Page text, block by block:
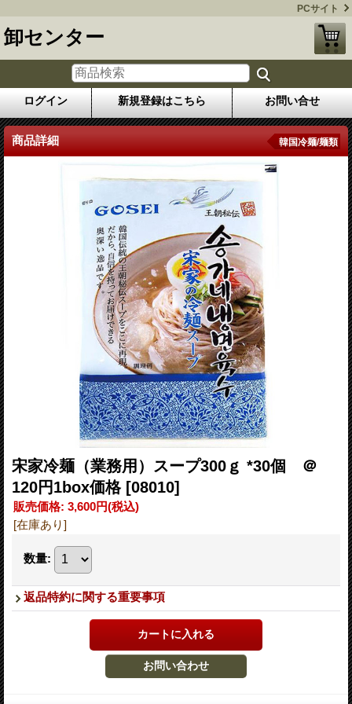
PCサイト
卸センター
ログイン 新規登録はこちら お問い合せ
商品詳細 韓国冷麺/麺類
宋家冷麺（業務用）スープ300ｇ *30個 ＠
120円1box価格 [08010]
販売価格: 3,600円(税込)
[在庫あり]
数量:
返品特約に関する重要事項